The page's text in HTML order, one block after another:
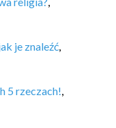
je znaleźć,
5 rzeczach!,